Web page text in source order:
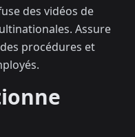
des vidéos de
Assure
procédures et